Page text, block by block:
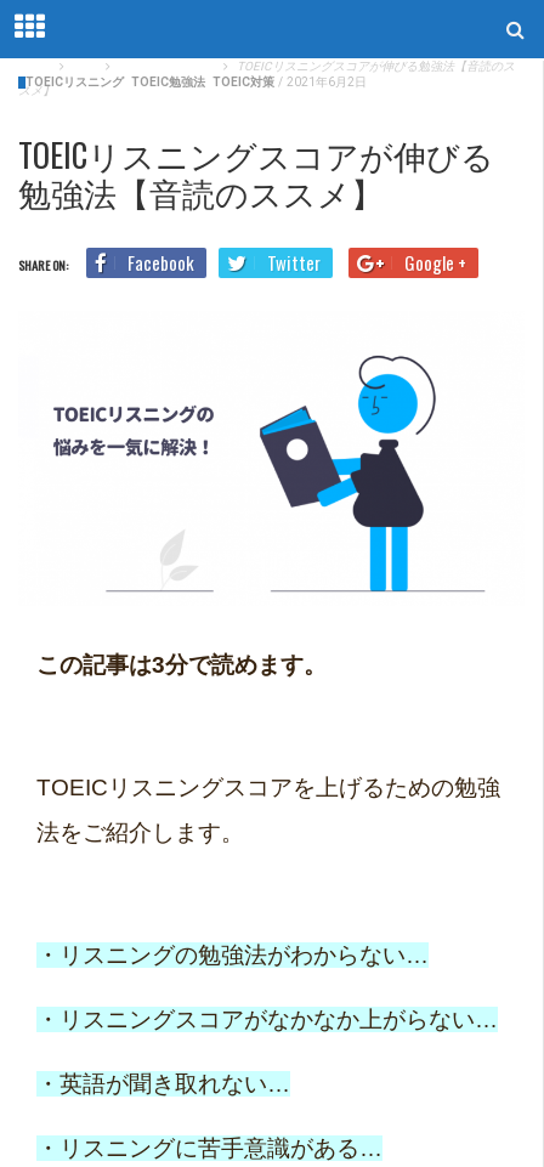
TOEICリスニングスコアが伸びる勉強法【音読のス
スメ】
TOEICリスニング TOEIC勉強法 TOEIC対策 / 2021年6月2日
TOEICリスニングスコアが伸びる
勉強法【音読のススメ】
SHARE ON: Facebook Twitter Google +
この記事は3分で読めます。
TOEICリスニングスコアを上げるための勉強
法をご紹介します。
・リスニングの勉強法がわからない…
・リスニングスコアがなかなか上がらない…
・英語が聞き取れない…
・リスニングに苦手意識がある…